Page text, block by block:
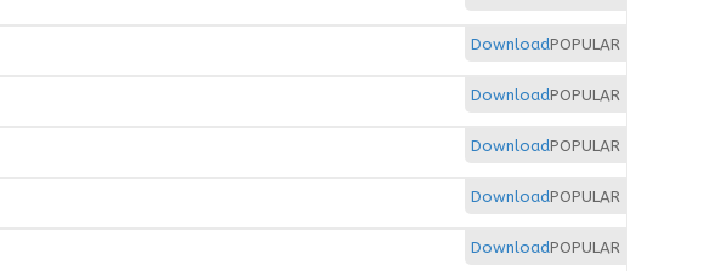
POPULAR
Download
POPULAR
Download
POPULAR
Download
POPULAR
Download
POPULAR
Download